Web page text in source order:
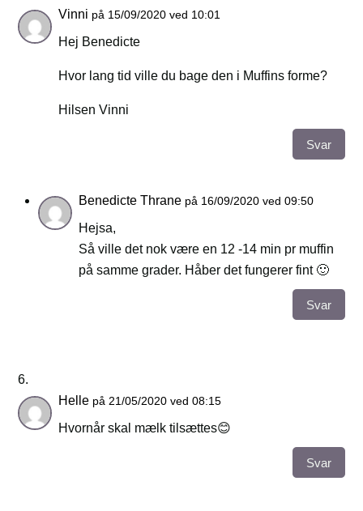
Vinni på 15/09/2020 ved 10:01
Hej Benedicte
Hvor lang tid ville du bage den i Muffins forme?
Hilsen Vinni
Svar
Benedicte Thrane på 16/09/2020 ved 09:50
Hejsa,
Så ville det nok være en 12 -14 min pr muffin
på samme grader. Håber det fungerer fint 🙂
Svar
Helle på 21/05/2020 ved 08:15
Hvornår skal mælk tilsættes😊
Svar